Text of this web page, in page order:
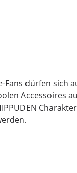
dürfen
Accessoires